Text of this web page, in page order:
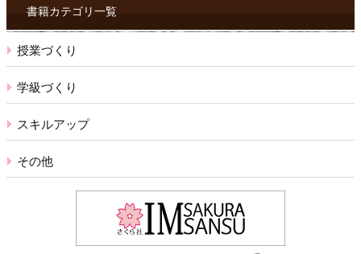
ス書籍カテゴリ一覧
授業づくり
学級づくり
スキルアップ
その他